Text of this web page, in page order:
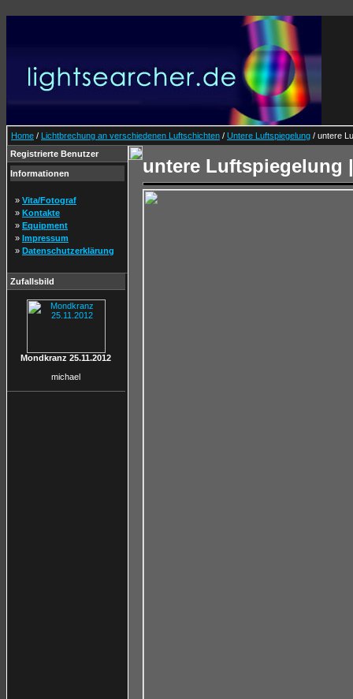
Home / Lichtbrechung an verschiedenen Luftschichten / Untere Luftspiegelung / untere
Registrierte Benutzer
Informationen
» Vita/Fotograf
» Kontakte
» Equipment
» Impressum
» Datenschutzerklärung
Zufallsbild
Mondkranz 25.11.2012
michael
untere Luftspiegelung |